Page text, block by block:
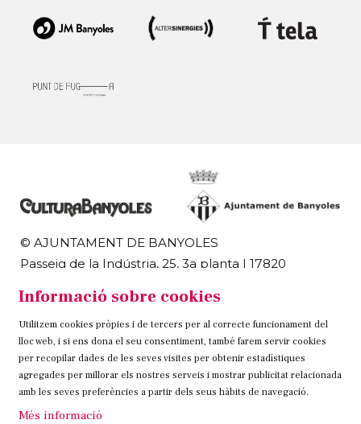
© AJUNTAMENT DE BANYOLES
Passeig de la Indústria, 25, 3a planta | 17820
972 58 18 48 | 972 57 00 50
Sitemap Avís Legal Ús de Cookies Contacteu
Link a instagram
Link a twitter
Link a facebook
Informació sobre cookies
Utilitzem cookies pròpies i de tercers per al correcte funcionament del
lloc web, i si ens dona el seu consentiment, també farem servir cookies
per recopilar dades de les seves visites per obtenir estadístiques
agregades per millorar els nostres serveis i mostrar publicitat relacionada
amb les seves preferències a partir dels seus hàbits de navegació.
Més informació